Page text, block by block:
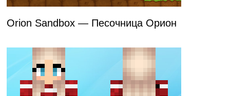
Orion Sandbox — Песочница Орион